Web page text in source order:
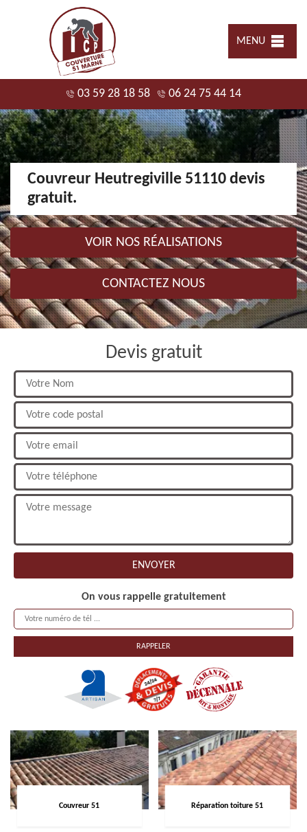
MENU
03 59 28 18 58 06 24 75 44 14
Couvreur Heutregiville 51110 devis
gratuit.
VOIR NOS RÉALISATIONS
CONTACTEZ NOUS
Devis gratuit
On vous rappelle gratuitement
Couvreur 51 Réparation toiture 51